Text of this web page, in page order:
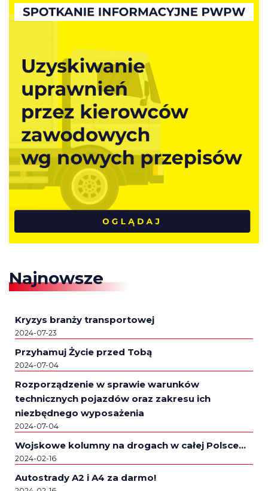
Najnowsze
Kryzys branży transportowej
2024-07-23
Przyhamuj Życie przed Tobą
2024-07-04
Rozporządzenie w sprawie warunków
technicznych pojazdów oraz zakresu ich
niezbędnego wyposażenia
2024-07-04
Wojskowe kolumny na drogach w całej Polsce…
2024-02-16
Autostrady A2 i A4 za darmo!